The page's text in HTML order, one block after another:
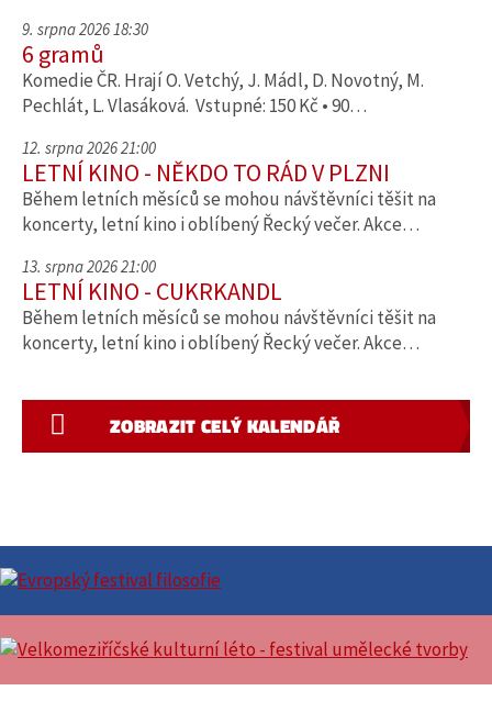
9. srpna 2026 18:30
6 gramů
Komedie ČR. Hrají O. Vetchý, J. Mádl, D. Novotný, M.
Pechlát, L. Vlasáková. Vstupné: 150 Kč • 90…
12. srpna 2026 21:00
LETNÍ KINO - NĚKDO TO RÁD V PLZNI
Během letních měsíců se mohou návštěvníci těšit na
koncerty, letní kino i oblíbený Řecký večer. Akce…
13. srpna 2026 21:00
LETNÍ KINO - CUKRKANDL
Během letních měsíců se mohou návštěvníci těšit na
koncerty, letní kino i oblíbený Řecký večer. Akce…
ZOBRAZIT CELÝ KALENDÁŘ